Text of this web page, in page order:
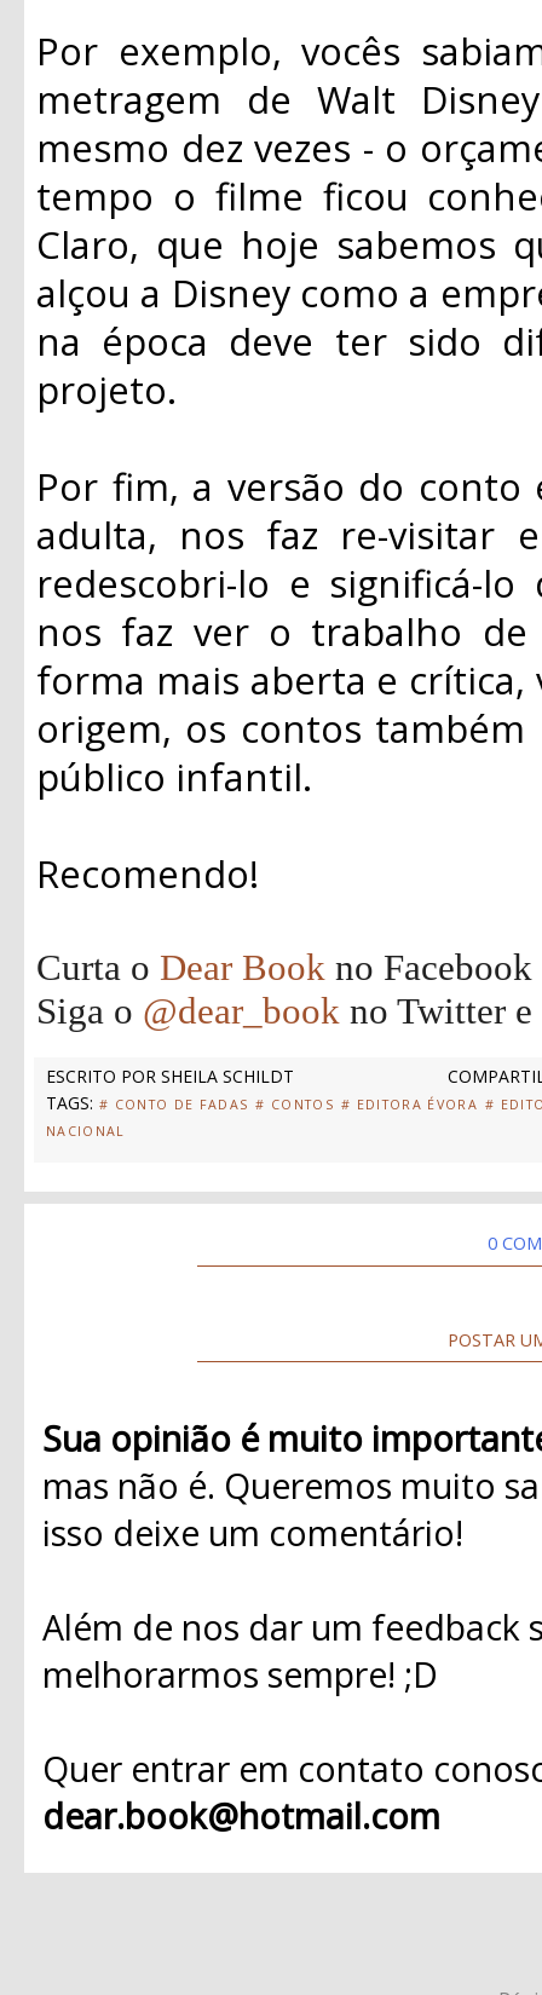
Por exemplo, vocês
metragem de Walt
mesmo dez vezes - o
tempo o filme ficou
Claro, que hoje sabemos
alçou a Disney como a
na época deve ter sido
projeto.
Por fim, a versão do
adulta, nos faz re-visitar
redescobri-lo e significá-
nos faz ver o trabalho de
forma mais aberta e
origem, os contos
público infantil.
Recomendo!
Curta o Dear Book no Facebook
Siga o @dear_book no Twitter
ESCRITO POR SHEILA SCHILDT
TAGS: # CONTO DE FADAS # CONTOS # EDITORA ÉVORA #
NACIONAL
0
POSTAR
Sua opinião é muito
mas não é. Queremos muito
isso deixe um comentário!
Além de nos dar um
melhorarmos sempre! ;D
Quer entrar em contato
dear.book@hotmail.com